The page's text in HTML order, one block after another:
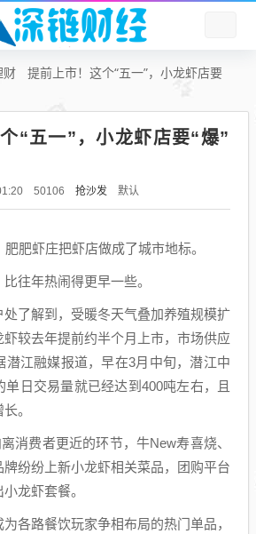
财
提前上市！这个“五一”，小龙虾店要
“五一”，小龙虾店要“爆”
50106 抢沙发 默认
肥虾庄把虾店做成了城市地标。
往年热闹得更早一些。
了解到，受暖冬天气叠加养殖规模扩
较去年提前约半个月上市，市场供应
潜江融媒报道，早在3月中旬，潜江中
单日交易量就已经达到400吨左右，且
。
消费者更近的环节，牛New寿喜烧、
纷纷上新小龙虾相关菜品，团购平台
龙虾套餐。
各路餐饮玩家争相布局的热门单品，